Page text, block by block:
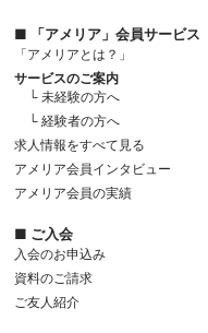
■ 「アメリア」会員サービス
「アメリアとは？」
サービスのご案内
└ 未経験の方へ
└ 経験者の方へ
求人情報をすべて見る
アメリア会員インタビュー
アメリア会員の実績
■ ご入会
入会のお申込み
資料のご請求
ご友人紹介